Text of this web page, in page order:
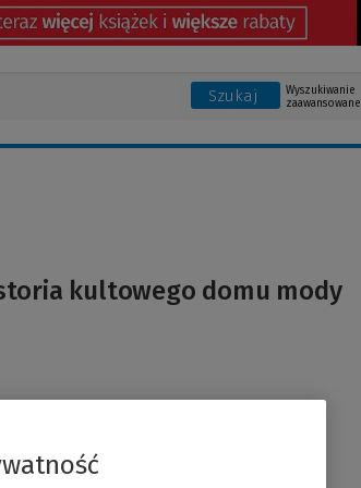
Szukaj
Wyszukiwanie
zaawansowane
kultowego domu mody